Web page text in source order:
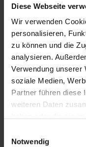
Diese Webseite
Wir verwenden
personalisieren,
zu können und die
analysieren.
Verwendung unserer
soziale Medien,
Partner führen diese
weiteren Daten
Notwendig
Sie haben Fragen
Frage stellen
+49 (0)221 932 81
Produktgalerie
Varianten